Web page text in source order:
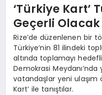
‘Türkiye Kart’
Geçerli Olacak
Rize’de düzenlenen bir
Türkiye’nin 81 ilindeki
altında toplamayı
Demokrasi Meydanı’nda
vatandaşlar yeni ulaşım
Kart’ ile tanıştılar.